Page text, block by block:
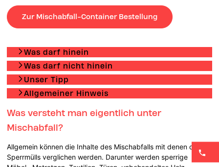
Zur Mischabfall-Container Bestellung
Was darf hinein
Was darf nicht hinein
Unser Tipp
Allgemeiner Hinweis
Was versteht man eigentlich unter
Mischabfall?
Allgemein können die Inhalte des Mischabfalls mit denen des
Sperrmülls verglichen werden. Darunter werden sperrige